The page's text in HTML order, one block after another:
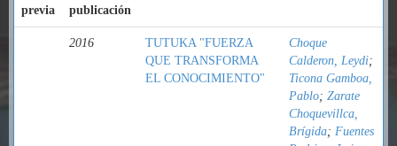
previa
publicación
2016
TUTUKA "FUERZA
QUE TRANSFORMA
EL CONOCIMIENTO"
Choque
Calderon, Leydi;
Ticona Gamboa,
Pablo; Zarate
Choquevillca,
Brígida; Fuentes